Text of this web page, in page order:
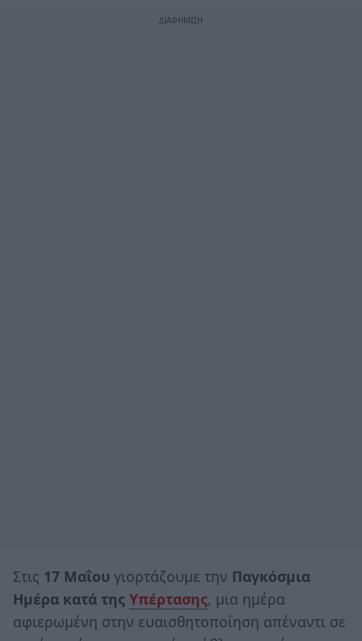
Στις 17 Μαΐου γιορτάζουμε την Παγκόσμια
Ημέρα κατά της Υπέρτασης, μια ημέρα
αφιερωμένη στην ευαισθητοποίηση απέναντι σε